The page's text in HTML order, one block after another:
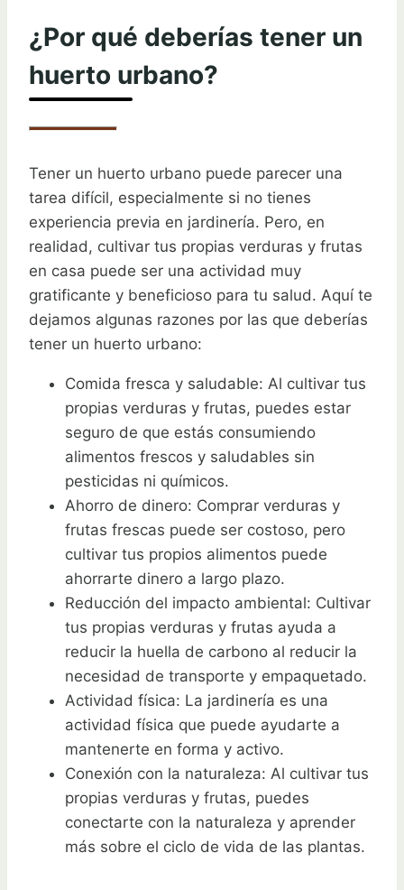
¿Por qué deberías tener un
huerto urbano?
Tener un huerto urbano puede parecer una
tarea difícil, especialmente si no tienes
experiencia previa en jardinería. Pero, en
realidad, cultivar tus propias verduras y frutas
en casa puede ser una actividad muy
gratificante y beneficioso para tu salud. Aquí te
dejamos algunas razones por las que deberías
tener un huerto urbano:
Comida fresca y saludable: Al cultivar tus
propias verduras y frutas, puedes estar
seguro de que estás consumiendo
alimentos frescos y saludables sin
pesticidas ni químicos.
Ahorro de dinero: Comprar verduras y
frutas frescas puede ser costoso, pero
cultivar tus propios alimentos puede
ahorrarte dinero a largo plazo.
Reducción del impacto ambiental: Cultivar
tus propias verduras y frutas ayuda a
reducir la huella de carbono al reducir la
necesidad de transporte y empaquetado.
Actividad física: La jardinería es una
actividad física que puede ayudarte a
mantenerte en forma y activo.
Conexión con la naturaleza: Al cultivar tus
propias verduras y frutas, puedes
conectarte con la naturaleza y aprender
más sobre el ciclo de vida de las plantas.